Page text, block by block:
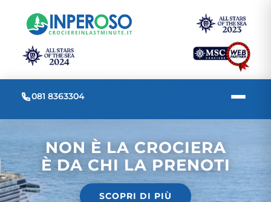
081 8363304
NON È LA CROCIERA
È DA CHI LA PRENOTI
SCOPRI DI PIÙ